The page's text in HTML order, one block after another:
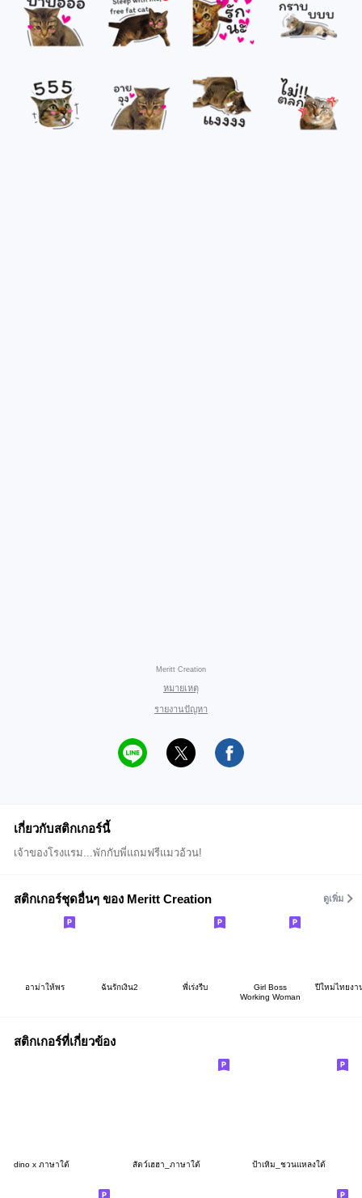
Meritt Creation
หมายเหตุ
รายงานปัญหา
เกี่ยวกับสติกเกอร์นี้
เจ้าของโรงแรม...พักกับพี่แถมฟรีแมวอ้วน!
สติกเกอร์ชุดอื่นๆ ของ Meritt Creation ดูเพิ่ม
อาม่าให้พร ฉันรักเงิน2 พี่เร่งรีบ
Girl Boss
Working Woman
ปีใหม่ไทยงา
สติกเกอร์ที่เกี่ยวข้อง
dino x ภาษาใต้ สัตว์เฮฮา_ภาษาใต้ ป้าเหิม_ชวนแหลงใต้